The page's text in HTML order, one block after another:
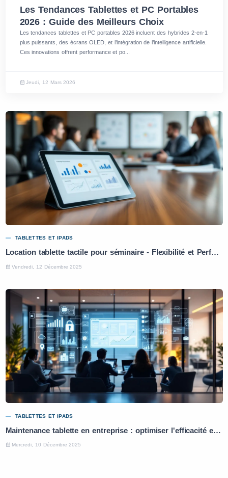
Les Tendances Tablettes et PC Portables
2026 : Guide des Meilleurs Choix
Les tendances tablettes et PC portables 2026 incluent des hybrides 2-en-1
plus puissants, des écrans OLED, et l’intégration de l’intelligence artificielle.
Ces innovations offrent performance et po...
Jeudi, 12 Mars 2026
TABLETTES ET IPADS
Location tablette tactile pour séminaire - Flexibilité et Performance
Vendredi, 12 Décembre 2025
TABLETTES ET IPADS
Maintenance tablette en entreprise : optimiser l'efficacité et la productivité
Mercredi, 10 Décembre 2025